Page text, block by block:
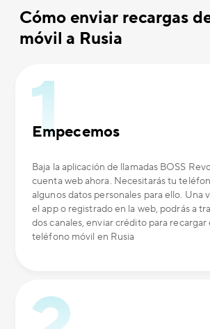
Cómo enviar recargas
móvil a Rusia
Empecemos
Baja la aplicación de llamadas BOSS
cuenta web ahora. Necesitarás tu
algunos datos personales para ello. Una
el app o registrado en la web, podrás a
dos canales, enviar crédito para recargar
teléfono móvil en Rusia